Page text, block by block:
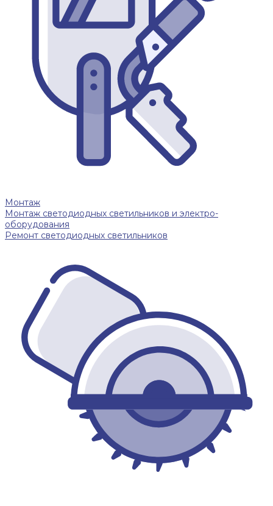
Монтаж
Монтаж светодиодных светильников и электро-
оборудования
Ремонт светодиодных светильников